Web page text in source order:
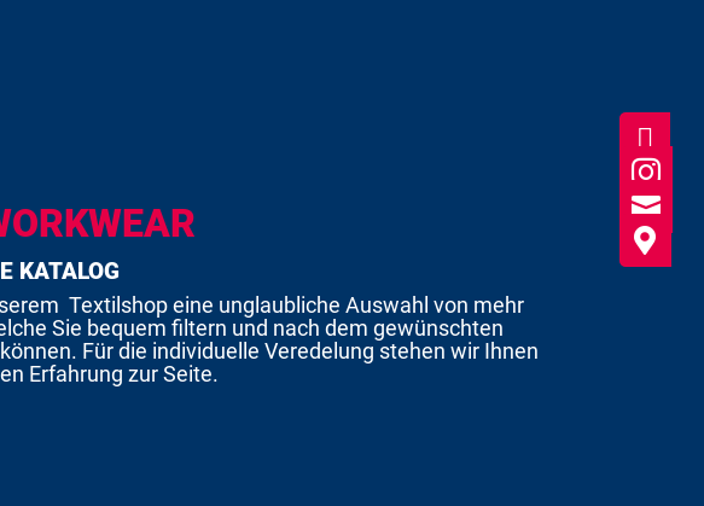
KATALOG
Textilshop eine unglaubliche Auswahl von mehr
Sie bequem filtern und nach dem gewünschten
Für die individuelle Veredelung stehen wir Ihnen
Erfahrung zur Seite.



